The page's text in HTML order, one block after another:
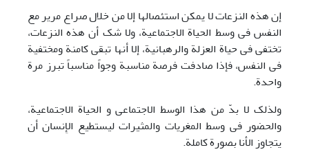
إن هذه النزعات لا یمکن استئصالها إلا من خلال صراع مریر مع
النفس فی وسط الحیاة الاجتماعیة، ولا شک أن هذه النزعات،
تختفی فی حیاة العزلة والرهبانیة، إلا أنها تبقی کامنة ومختفیة
فی النفس، فإذا صادفت فرصة مناسبة وجواً مناسباً تبرز مرة
واحدة.
ولذلک لا بدّ من هذا الوسط الاجتماعی و الحیاة الاجتماعیة،
والحضور فی وسط المغریات والمثیرات لیستطیع الإِنسان أن
یتجاوز الأنا بصورة کاملة.